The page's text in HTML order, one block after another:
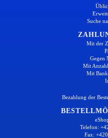
Suche
Mit der
Gegen
Mit
Mit
Bezahlung der
Telefon:
Fax: